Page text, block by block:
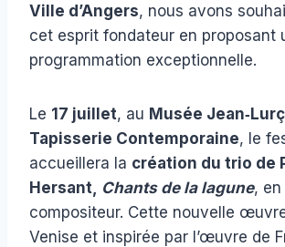
Ville d’Angers, nous avons
cet esprit fondateur en proposant
programmation exceptionnelle.
Le 17 juillet, au Musée
Tapisserie Contemporaine, le
accueillera la création du trio de
Hersant, Chants de la lagune, en
compositeur. Cette nouvelle
Venise et inspirée par l’œuvre de